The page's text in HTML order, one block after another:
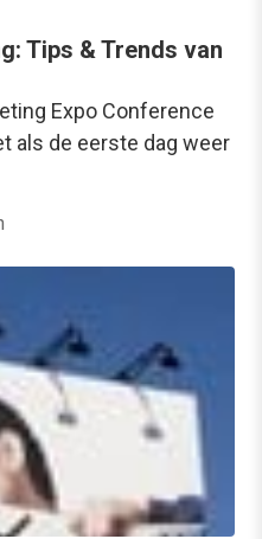
Tips & Trends van
Expo Conference
als de eerste dag weer